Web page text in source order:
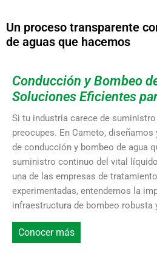
Un proceso transparente
de aguas que hacemos
Conducción y Bombeo
Soluciones Eficientes
Si tu industria carece de
preocupes. En Cameto,
de conducción y bombeo de agua
suministro continuo del vital
una de las empresas de
experimentadas, entendemos la
infraestructura de bombeo robusta
Conocer más